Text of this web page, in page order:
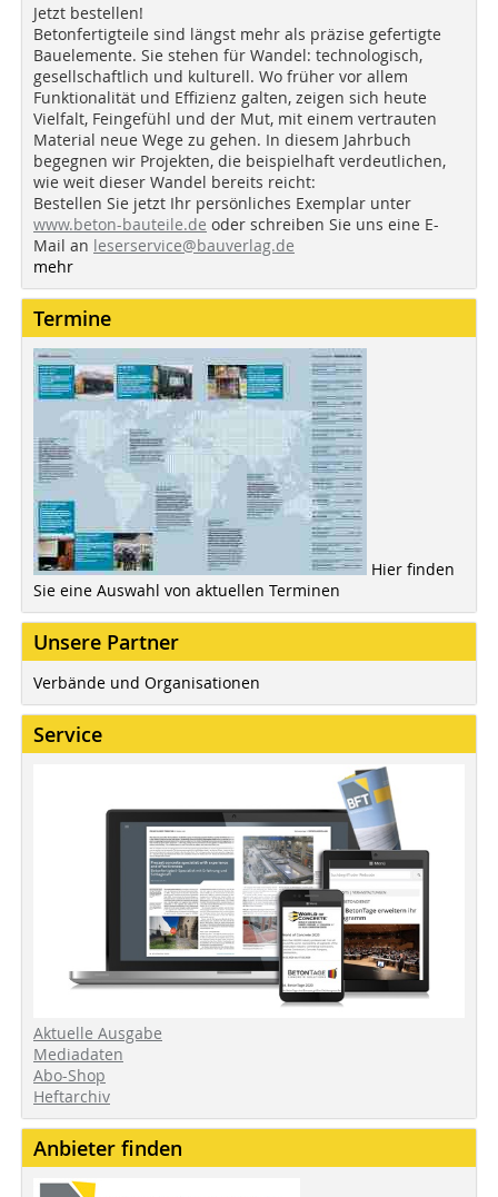
Jetzt bestellen!
Betonfertigteile sind längst mehr als präzise gefertigte
Bauelemente. Sie stehen für Wandel: technologisch,
gesellschaftlich und kulturell. Wo früher vor allem
Funktionalität und Effizienz galten, zeigen sich heute
Vielfalt, Feingefühl und der Mut, mit einem vertrauten
Material neue Wege zu gehen. In diesem Jahrbuch
begegnen wir Projekten, die beispielhaft verdeutlichen,
wie weit dieser Wandel bereits reicht:
Bestellen Sie jetzt Ihr persönliches Exemplar unter
www.beton-bauteile.de oder schreiben Sie uns eine E-
Mail an leserservice@bauverlag.de
mehr
Termine
Hier finden
Sie eine Auswahl von aktuellen Terminen
Unsere Partner
Verbände und Organisationen
Service
Aktuelle Ausgabe
Mediadaten
Abo-Shop
Heftarchiv
Anbieter finden